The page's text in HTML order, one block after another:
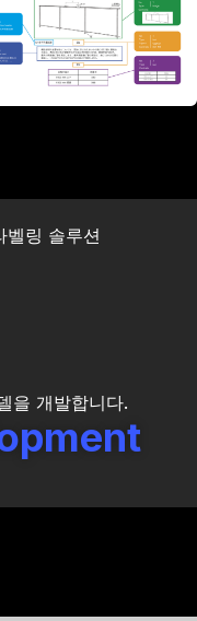
링 솔루션
을 개발합니다.